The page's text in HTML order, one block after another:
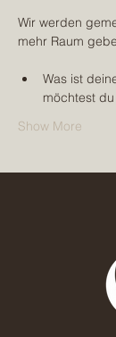
Wir werden
mehr Raum
Was ist
möchtest
Show More